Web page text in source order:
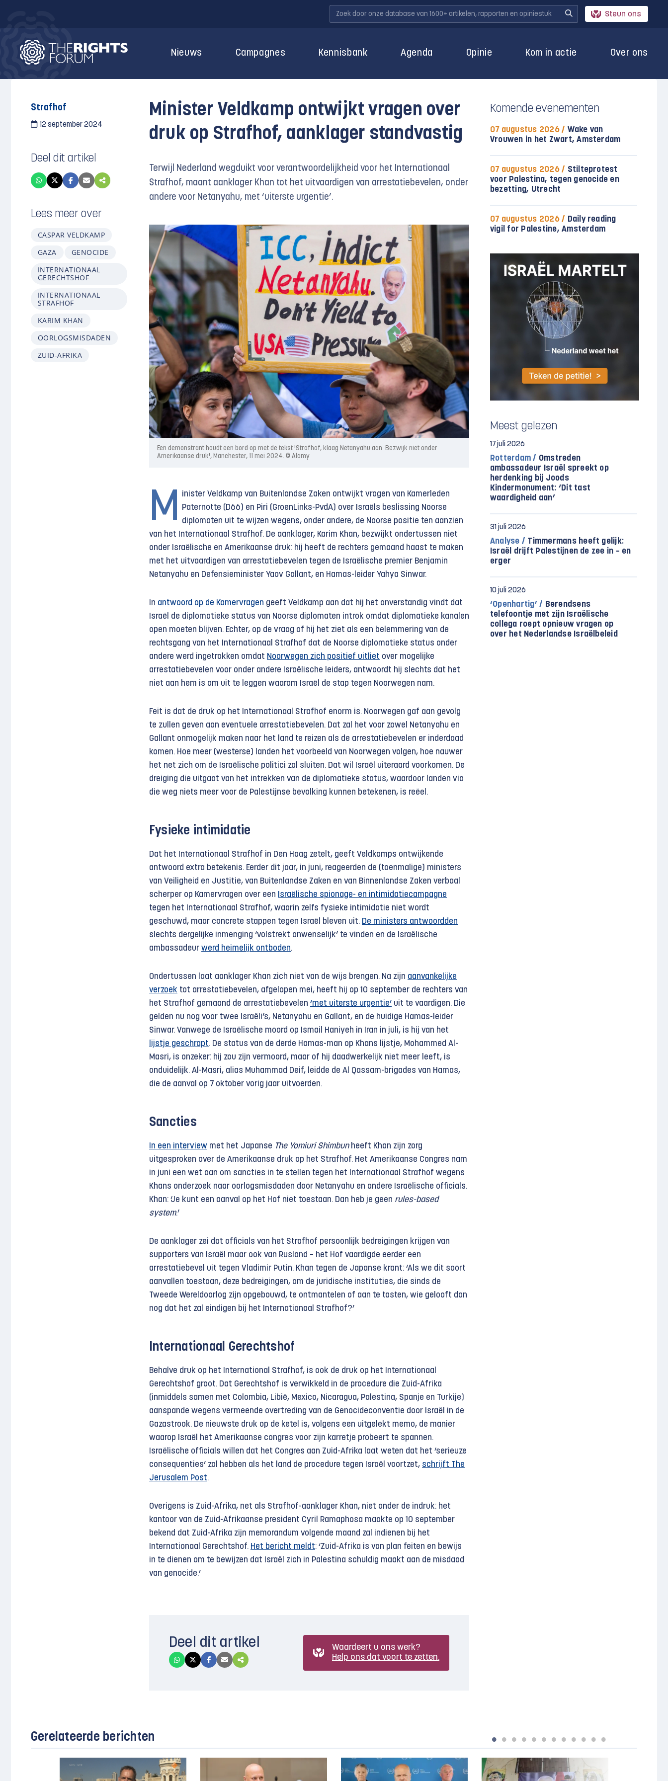
Steun ons
Nieuws Campagnes Kennisbank Agenda Opinie Kom in actie Over ons
Strafhof
12 september 2024
Deel dit artikel
Lees meer over
CASPAR VELDKAMP
GAZA
GENOCIDE
INTERNATIONAAL
GERECHTSHOF
INTERNATIONAAL
STRAFHOF
KARIM KHAN
OORLOGSMISDADEN
ZUID-AFRIKA
Minister Veldkamp ontwijkt vragen over
druk op Strafhof, aanklager standvastig
Terwijl Nederland wegduikt voor verantwoordelijkheid voor het Internationaal
Strafhof, maant aanklager Khan tot het uitvaardigen van arrestatiebevelen, onder
andere voor Netanyahu, met ‘uiterste urgentie’.
Een demonstrant houdt een bord op met de tekst 'Strafhof, klaag Netanyahu aan. Bezwijk niet onder
Amerikaanse druk', Manchester, 11 mei 2024. © Alamy
M
inister Veldkamp van Buitenlandse Zaken ontwijkt vragen van Kamerleden
Paternotte (D66) en Piri (GroenLinks-PvdA) over Israëls beslissing Noorse
diplomaten uit te wijzen wegens, onder andere, de Noorse positie ten aanzien
van het Internationaal Strafhof. De aanklager, Karim Khan, bezwijkt ondertussen niet
onder Israëlische en Amerikaanse druk: hij heeft de rechters gemaand haast te maken
met het uitvaardigen van arrestatiebevelen tegen de Israëlische premier Benjamin
Netanyahu en Defensieminister Yaov Gallant, en Hamas-leider Yahya Sinwar.
In antwoord op de Kamervragen geeft Veldkamp aan dat hij het onverstandig vindt dat
Israël de diplomatieke status van Noorse diplomaten introk omdat diplomatieke kanalen
open moeten blijven. Echter, op de vraag of hij het ziet als een belemmering van de
rechtsgang van het Internationaal Strafhof dat de Noorse diplomatieke status onder
andere werd ingetrokken omdat Noorwegen zich positief uitliet over mogelijke
arrestatiebevelen voor onder andere Israëlische leiders, antwoordt hij slechts dat het
niet aan hem is om uit te leggen waarom Israël de stap tegen Noorwegen nam.
Feit is dat de druk op het Internationaal Strafhof enorm is. Noorwegen gaf aan gevolg
te zullen geven aan eventuele arrestatiebevelen. Dat zal het voor zowel Netanyahu en
Gallant onmogelijk maken naar het land te reizen als de arrestatiebevelen er inderdaad
komen. Hoe meer (westerse) landen het voorbeeld van Noorwegen volgen, hoe nauwer
het net zich om de Israëlische politici zal sluiten. Dat wil Israël uiteraard voorkomen. De
dreiging die uitgaat van het intrekken van de diplomatieke status, waardoor landen via
die weg niets meer voor de Palestijnse bevolking kunnen betekenen, is reëel.
Fysieke intimidatie
Dat het Internationaal Strafhof in Den Haag zetelt, geeft Veldkamps ontwijkende
antwoord extra betekenis. Eerder dit jaar, in juni, reageerden de (toenmalige) ministers
van Veiligheid en Justitie, van Buitenlandse Zaken en van Binnenlandse Zaken verbaal
scherper op Kamervragen over een Israëlische spionage- en intimidatiecampagne
tegen het Internationaal Strafhof, waarin zelfs fysieke intimidatie niet wordt
geschuwd, maar concrete stappen tegen Israël bleven uit. De ministers antwoordden
slechts dergelijke inmenging ‘volstrekt onwenselijk’ te vinden en de Israëlische
ambassadeur werd heimelijk ontboden.
Ondertussen laat aanklager Khan zich niet van de wijs brengen. Na zijn aanvankelijke
verzoek tot arrestatiebevelen, afgelopen mei, heeft hij op 10 september de rechters van
het Strafhof gemaand de arrestatiebevelen ‘met uiterste urgentie’ uit te vaardigen. Die
gelden nu nog voor twee Israëli’s, Netanyahu en Gallant, en de huidige Hamas-leider
Sinwar. Vanwege de Israëlische moord op Ismail Haniyeh in Iran in juli, is hij van het
lijstje geschrapt. De status van de derde Hamas-man op Khans lijstje, Mohammed Al-
Masri, is onzeker: hij zou zijn vermoord, maar of hij daadwerkelijk niet meer leeft, is
onduidelijk. Al-Masri, alias Muhammad Deif, leidde de Al Qassam-brigades van Hamas,
die de aanval op 7 oktober vorig jaar uitvoerden.
Sancties
In een interview met het Japanse The Yomiuri Shimbunheeft Khan zijn zorg
uitgesproken over de Amerikaanse druk op het Strafhof. Het Amerikaanse Congres nam
in juni een wet aan om sancties in te stellen tegen het Internationaal Strafhof wegens
Khans onderzoek naar oorlogsmisdaden door Netanyahu en andere Israëlische officials.
Khan: ‘Je kunt een aanval op het Hof niet toestaan. Dan heb je geen rules-based
system.’
De aanklager zei dat officials van het Strafhof persoonlijk bedreigingen krijgen van
supporters van Israël maar ook van Rusland – het Hof vaardigde eerder een
arrestatiebevel uit tegen Vladimir Putin. Khan tegen de Japanse krant: ‘Als we dit soort
aanvallen toestaan, deze bedreigingen, om de juridische instituties, die sinds de
Tweede Wereldoorlog zijn opgebouwd, te ontmantelen of aan te tasten, wie gelooft dan
nog dat het zal eindigen bij het Internationaal Strafhof?’
Internationaal Gerechtshof
Behalve druk op het International Strafhof, is ook de druk op het Internationaal
Gerechtshof groot. Dat Gerechtshof is verwikkeld in de procedure die Zuid-Afrika
(inmiddels samen met Colombia, Libië, Mexico, Nicaragua, Palestina, Spanje en Turkije)
aanspande wegens vermeende overtreding van de Genocideconventie door Israël in de
Gazastrook. De nieuwste druk op de ketel is, volgens een uitgelekt memo, de manier
waarop Israël het Amerikaanse congres voor zijn karretje probeert te spannen.
Israëlische officials willen dat het Congres aan Zuid-Afrika laat weten dat het ‘serieuze
consequenties’ zal hebben als het land de procedure tegen Israël voortzet, schrijft The
Jerusalem Post.
Overigens is Zuid-Afrika, net als Strafhof-aanklager Khan, niet onder de indruk: het
kantoor van de Zuid-Afrikaanse president Cyril Ramaphosa maakte op 10 september
bekend dat Zuid-Afrika zijn memorandum volgende maand zal indienen bij het
Internationaal Gerechtshof. Het bericht meldt: ‘Zuid-Afrika is van plan feiten en bewijs
in te dienen om te bewijzen dat Israël zich in Palestina schuldig maakt aan de misdaad
van genocide.’
Deel dit artikel
Waardeert u ons werk?
Help ons dat voort te zetten.
Komende evenementen
07 augustus 2026 / Wake van
Vrouwen in het Zwart, Amsterdam
07 augustus 2026 / Stilteprotest
voor Palestina, tegen genocide en
bezetting, Utrecht
07 augustus 2026 / Daily reading
vigil for Palestine, Amsterdam
Meest gelezen
17 juli 2026
Rotterdam / Omstreden
ambassadeur Israël spreekt op
herdenking bij Joods
Kindermonument: ‘Dit tast
waardigheid aan’
31 juli 2026
Analyse / Timmermans heeft gelijk:
Israël drijft Palestijnen de zee in – en
erger
10 juli 2026
‘Openhartig’ / Berendsens
telefoontje met zijn Israëlische
collega roept opnieuw vragen op
over het Nederlandse Israëlbeleid
Gerelateerde berichten